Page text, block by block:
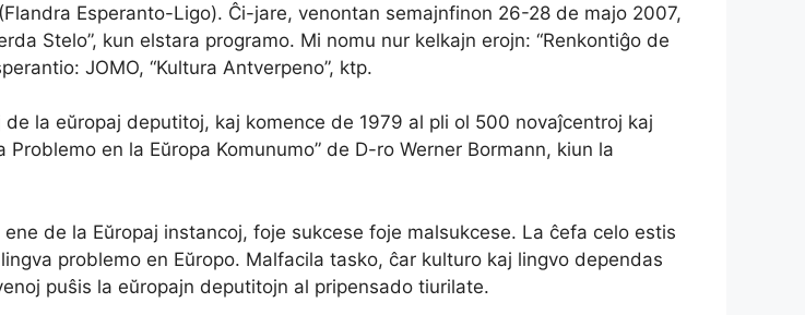
Esperanto-Ligo). Ĉi-jare, venontan semajnfinon 26-28 de majo 2007,
Stelo”, kun elstara programo. Mi nomu nur kelkajn erojn: “Renkontiĝo de
JOMO, “Kultura Antverpeno”, ktp.
la eŭropaj deputitoj, kaj komence de 1979 al pli ol 500 novaĵcentroj kaj
en la Eŭropa Komunumo” de D-ro Werner Bormann, kiun la
de la Eŭropaj instancoj, foje sukcese foje malsukcese. La ĉefa celo estis
problemo en Eŭropo. Malfacila tasko, ĉar kulturo kaj lingvo dependas
puŝis la eŭropajn deputitojn al pripensado tiurilate.